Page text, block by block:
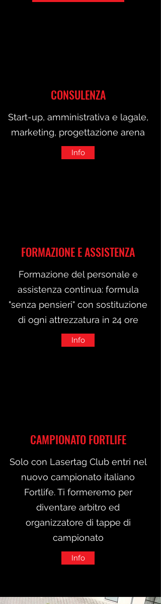
CONSULENZA
Start-up, amministrativa e lagale,
marketing, progettazione arena
Info
FORMAZIONE E ASSISTENZA
Formazione del personale e
assistenza continua: formula
"senza pensieri" con sostituzione
di ogni attrezzatura in 24 ore
Info
CAMPIONATO FORTLIFE
Solo con Lasertag Club entri nel
nuovo campionato italiano
Fortlife. Ti formeremo per
diventare arbitro ed
organizzatore di tappe di
campionato
Info